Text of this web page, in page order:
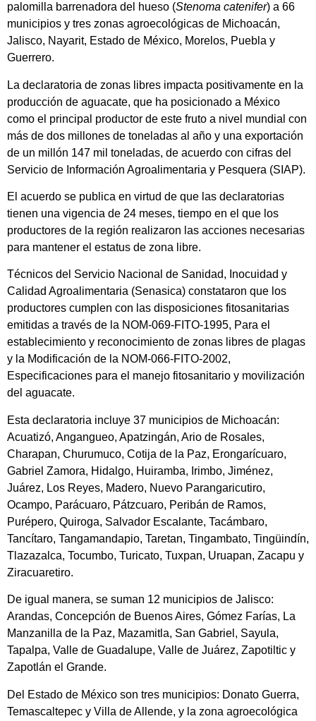
palomilla barrenadora del hueso (Stenoma catenifer) a 66
municipios y tres zonas agroecológicas de Michoacán,
Jalisco, Nayarit, Estado de México, Morelos, Puebla y
Guerrero.​
La declaratoria de zonas libres impacta positivamente en la
producción de aguacate, que ha posicionado a México
como el principal productor de este fruto a nivel mundial con
más de dos millones de toneladas al año y una exportación
de un millón 147 mil toneladas, de acuerdo con cifras del
Servicio de Información Agroalimentaria y Pesquera (SIAP).
El acuerdo se publica en virtud de que las declaratorias
tienen una vigencia de 24 meses, tiempo en el que los
productores de la región realizaron las acciones necesarias
para mantener el estatus de zona libre.
Técnicos del Servicio Nacional de Sanidad, Inocuidad y
Calidad Agroalimentaria (Senasica) constataron que los
productores cumplen con las disposiciones fitosanitarias
emitidas a través de la NOM-069-FITO-1995, Para el
establecimiento y reconocimiento de zonas libres de plagas
y la Modificación de la NOM-066-FITO-2002,
Especificaciones para el manejo fitosanitario y movilización
del aguacate.
Esta declaratoria incluye 37 municipios de Michoacán:
Acuatizó, Angangueo, Apatzingán, Ario de Rosales,
Charapan, Churumuco, Cotija de la Paz, Erongarícuaro,
Gabriel Zamora, Hidalgo, Huiramba, Irimbo, Jiménez,
Juárez, Los Reyes, Madero, Nuevo Parangaricutiro,
Ocampo, Parácuaro, Pátzcuaro, Peribán de Ramos,
Purépero, Quiroga, Salvador Escalante, Tacámbaro,
Tancítaro, Tangamandapio, Taretan, Tingambato, Tingüindín,
Tlazazalca, Tocumbo, Turicato, Tuxpan, Uruapan, Zacapu y
Ziracuaretiro.
De igual manera, se suman 12 municipios de Jalisco:
Arandas, Concepción de Buenos Aires, Gómez Farías, La
Manzanilla de la Paz, Mazamitla, San Gabriel, Sayula,
Tapalpa, Valle de Guadalupe, Valle de Juárez, Zapotiltic y
Zapotlán el Grande.
Del Estado de México son tres municipios: Donato Guerra,
Temascaltepec y Villa de Allende, y la zona agroecológica